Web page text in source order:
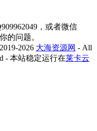
，或者微信
的问题。
2026 大海资源网 - All
- 本站稳定运行在莱卡云